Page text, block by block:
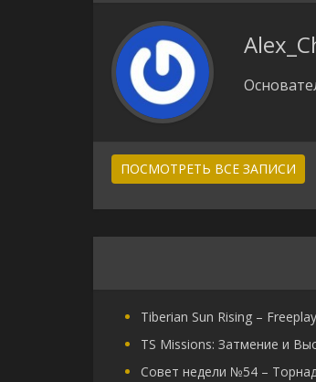
ПОСМОТРЕТЬ ВСЕ ЗАПИСИ
Tiberian Sun Rising –
TS Missions: Затмение и
Совет недели №54 –